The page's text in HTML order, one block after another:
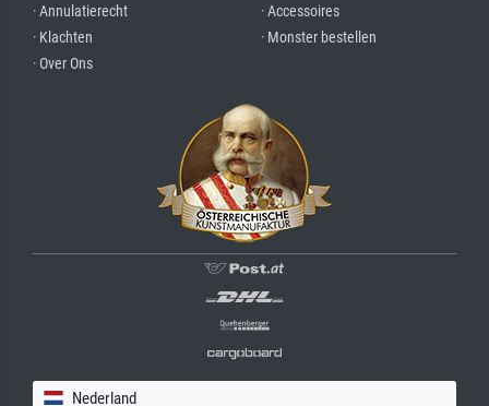
· Annulatierecht
· Klachten
· Over Ons
· Accessoires
· Monster bestellen
Nederland